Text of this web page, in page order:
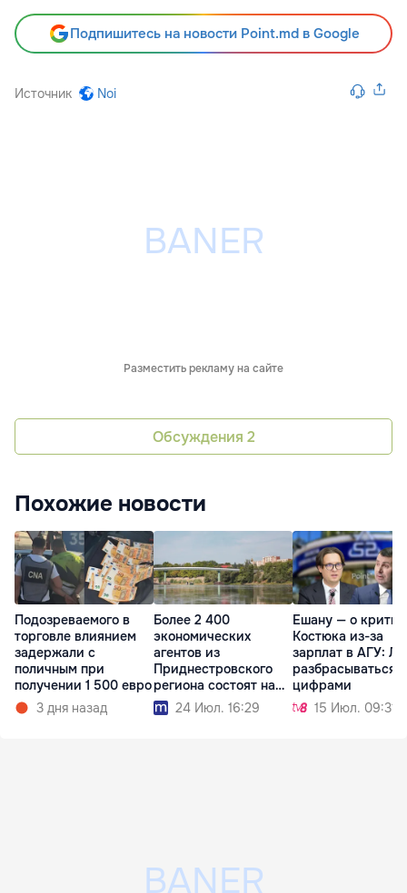
Подпишитесь на новости Point.md в Google
Источник Noi
Разместить рекламу на сайте
Обсуждения 2
Похожие новости
Подозреваемого в
торговле влиянием
задержали с
поличным при
получении 1 500 евро
3 дня назад
Более 2 400
экономических
агентов из
Приднестровского
региона состоят на
учёте в АГУ
24 Июл. 16:29
Ешану — о
Костюка из-за
зарплат в АГУ:
разбрасываться
цифрами
15 Июл. 09:31